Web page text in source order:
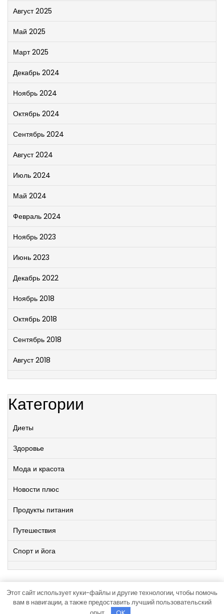
Август 2025
Май 2025
Март 2025
Декабрь 2024
Ноябрь 2024
Октябрь 2024
Сентябрь 2024
Август 2024
Июль 2024
Май 2024
Февраль 2024
Ноябрь 2023
Июнь 2023
Декабрь 2022
Ноябрь 2018
Октябрь 2018
Сентябрь 2018
Август 2018
Категории
Диеты
Здоровье
Мода и красота
Новости плюс
Продукты питания
Путешествия
Спорт и йога
Работает на WordPress|Viral News WordPress Themeот
TheMagnifico.
Этот сайт использует куки-файлы и другие технологии, чтобы помочь
вам в навигации, а также предоставить лучший пользовательский